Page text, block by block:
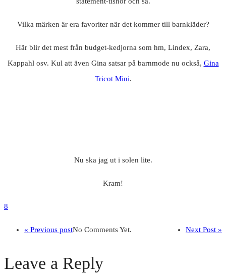
Vilka märken är era favoriter när det kommer till barnkläder?
Här blir det mest från budget-kedjorna som hm, Lindex, Zara,
Kappahl osv. Kul att även Gina satsar på barnmode nu också, Gina
Tricot Mini.
Nu ska jag ut i solen lite.
Kram!
8
« Previous post Next Post »
No Comments Yet.
Leave a Reply